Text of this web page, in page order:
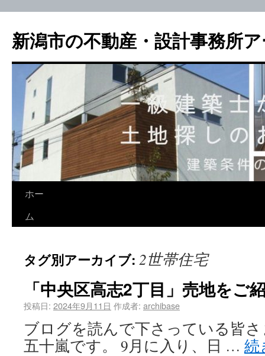
新潟市の不動産・設計事務所
ホー
ム
タグ別アーカイブ: 2世帯住宅
「中央区高志2丁目」売地をご
投稿日: 2024年9月11日 作成者: archibase
ブログを読んで下さっている皆
五十嵐です。 9月に入り、日 … 続